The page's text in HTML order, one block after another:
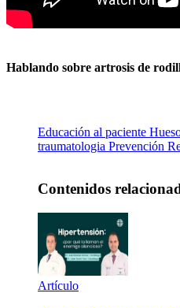
Hablando sobre artrosis de
Educación al paciente
traumatologia Prevención
Contenidos
Artículo